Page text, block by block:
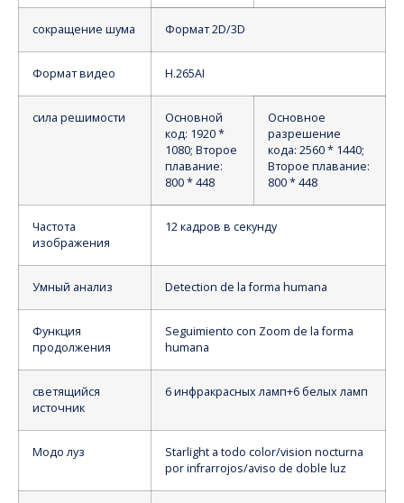
сокращение шума Формат 2D/3D
Формат видео H.265AI
сила решимости
Основной
код: 1920 *
1080; Второе
плавание:
800 * 448
Основное
разрешение
кода: 2560 * 1440;
Второе плавание:
800 * 448
Частота
изображения
12 кадров в секунду
Умный анализ Detection de la forma humana
Функция
продолжения
Seguimiento con Zoom de la forma
humana
светящийся
источник
6 инфракрасных ламп+6 белых ламп
Модо луз
Starlight a todo color/vision nocturna
por infrarrojos/aviso de doble luz